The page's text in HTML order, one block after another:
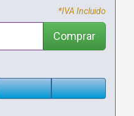
*IVA Incluido
Comprar